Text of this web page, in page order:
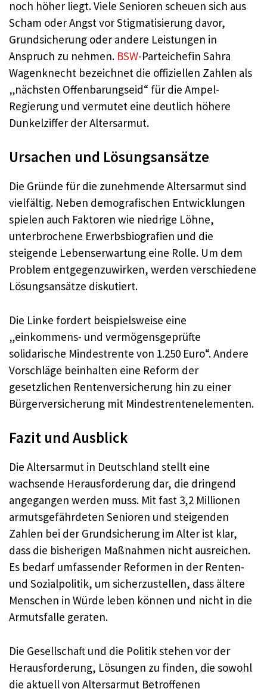
noch höher liegt. Viele Senioren scheuen sich aus
Scham oder Angst vor Stigmatisierung davor,
Grundsicherung oder andere Leistungen in
Anspruch zu nehmen. BSW-Parteichefin Sahra
Wagenknecht bezeichnet die offiziellen Zahlen als
„nächsten Offenbarungseid“ für die Ampel-
Regierung und vermutet eine deutlich höhere
Dunkelziffer der Altersarmut.
Ursachen und Lösungsansätze
Die Gründe für die zunehmende Altersarmut sind
vielfältig. Neben demografischen Entwicklungen
spielen auch Faktoren wie niedrige Löhne,
unterbrochene Erwerbsbiografien und die
steigende Lebenserwartung eine Rolle. Um dem
Problem entgegenzuwirken, werden verschiedene
Lösungsansätze diskutiert.
Die Linke fordert beispielsweise eine
„einkommens- und vermögensgeprüfte
solidarische Mindestrente von 1.250 Euro“. Andere
Vorschläge beinhalten eine Reform der
gesetzlichen Rentenversicherung hin zu einer
Bürgerversicherung mit Mindestrentenelementen.
Fazit und Ausblick
Die Altersarmut in Deutschland stellt eine
wachsende Herausforderung dar, die dringend
angegangen werden muss. Mit fast 3,2 Millionen
armutsgefährdeten Senioren und steigenden
Zahlen bei der Grundsicherung im Alter ist klar,
dass die bisherigen Maßnahmen nicht ausreichen.
Es bedarf umfassender Reformen in der Renten-
und Sozialpolitik, um sicherzustellen, dass ältere
Menschen in Würde leben können und nicht in die
Armutsfalle geraten.
Die Gesellschaft und die Politik stehen vor der
Herausforderung, Lösungen zu finden, die sowohl
die aktuell von Altersarmut Betroffenen